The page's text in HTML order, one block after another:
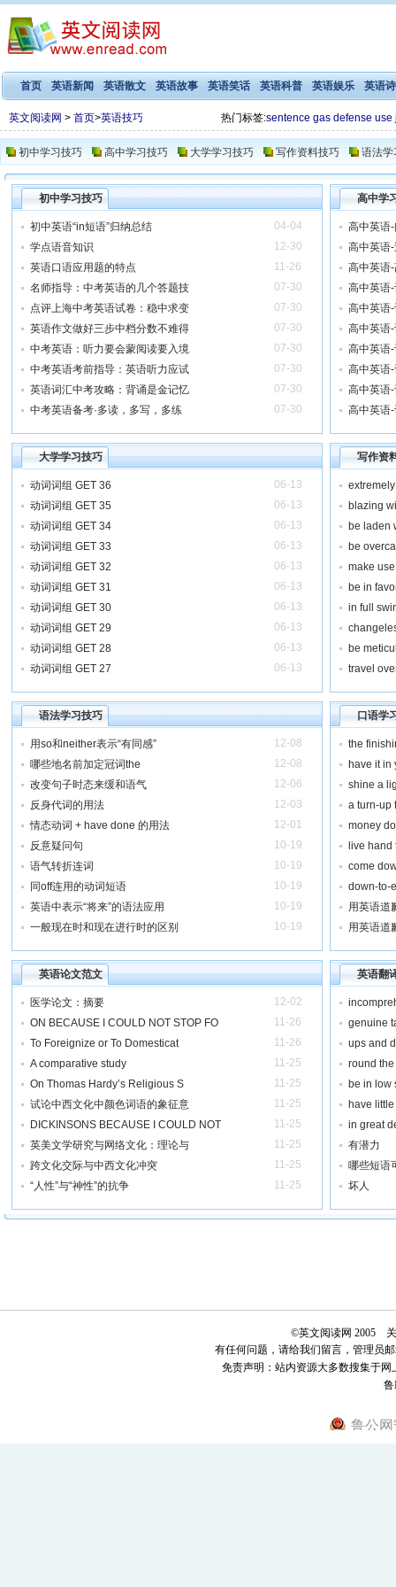
首页 英语新闻 英语散文 英语故事 英语笑话 英语科普 英语娱乐 英语
英文阅读网 > 首页>英语技巧 热门标签:sentence gas defense use
初中学习技巧 高中学习技巧 大学学习技巧 写作资料技巧 语法学
初中学习技巧
初中英语“in短语”归纳总结
04-04
学点语音知识
12-30
英语口语应用题的特点
11-26
名师指导：中考英语的几个答题技
07-30
点评上海中考英语试卷：稳中求变
07-30
英语作文做好三步中档分数不难得
07-30
中考英语：听力要会蒙阅读要入境
07-30
中考英语考前指导：英语听力应试
07-30
英语词汇中考攻略：背诵是金记忆
07-30
中考英语备考·多读，多写，多练
07-30
高中学
高中英语
高中英语
高中英语
高中英语
高中英语
高中英语
高中英语
高中英语
高中英语
高中英语
大学学习技巧
动词词组 GET 36
06-13
动词词组 GET 35
06-13
动词词组 GET 34
06-13
动词词组 GET 33
06-13
动词词组 GET 32
06-13
动词词组 GET 31
06-13
动词词组 GET 30
06-13
动词词组 GET 29
06-13
动词词组 GET 28
06-13
动词词组 GET 27
06-13
写作资
blazing
be laden
be
make
be in
in full
be
travel
语法学习技巧
用so和neither表示“有同感”
12-08
哪些地名前加定冠词the
12-08
改变句子时态来缓和语气
12-06
反身代词的用法
12-03
情态动词 + have done 的用法
12-01
反意疑问句
10-19
语气转折连词
10-19
同off连用的动词短语
10-19
英语中表示“将来”的语法应用
10-19
一般现在时和现在进行时的区别
10-19
口语学
the
have it in
shine a
a turn-up
money
live hand
come
down-to-
用英语道
用英语道
英语论文范文
医学论文：摘要
12-02
ON BECAUSE I COULD NOT STOP FO
11-26
To Foreignize or To Domesticat
11-26
A comparative study
11-25
On Thomas Hardy’s Religious S
11-25
试论中西文化中颜色词语的象征意
11-25
DICKINSONS BECAUSE I COULD NOT
11-25
英美文学研究与网络文化：理论与
11-25
跨文化交际与中西文化冲突
11-25
“人性”与“神性”的抗争
11-25
英语翻
genuine
ups and
round
be in low
have
in great
有潜力
哪些短语
坏人